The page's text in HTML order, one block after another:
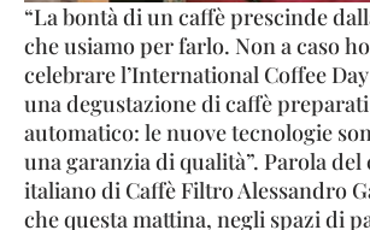
“La bontà di un caffè prescinde
che usiamo per farlo. Non a caso
celebrare l’International Coffee
una degustazione di caffè
automatico: le nuove tecnologie
una garanzia di qualità”. Parola
italiano di Caffè Filtro Alessandro
che questa mattina, negli spazi di